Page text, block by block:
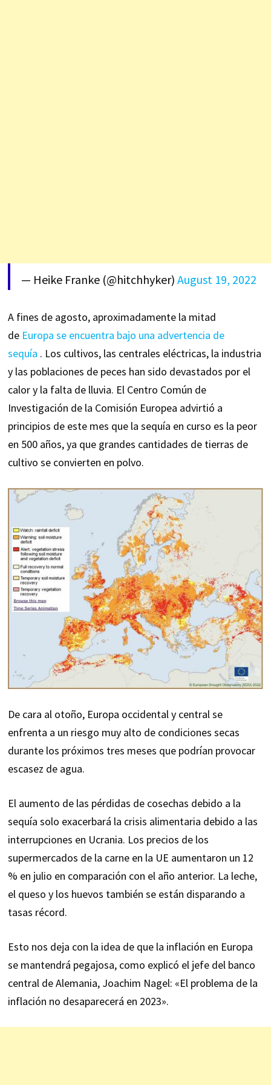
— Heike Franke (@hitchhyker) August 19, 2022
A fines de agosto, aproximadamente la mitad
de Europa se encuentra bajo una advertencia de
sequía . Los cultivos, las centrales eléctricas, la industria
y las poblaciones de peces han sido devastados por el
calor y la falta de lluvia. El Centro Común de
Investigación de la Comisión Europea advirtió a
principios de este mes que la sequía en curso es la peor
en 500 años, ya que grandes cantidades de tierras de
cultivo se convierten en polvo.
De cara al otoño, Europa occidental y central se
enfrenta a un riesgo muy alto de condiciones secas
durante los próximos tres meses que podrían provocar
escasez de agua.
El aumento de las pérdidas de cosechas debido a la
sequía solo exacerbará la crisis alimentaria debido a las
interrupciones en Ucrania. Los precios de los
supermercados de la carne en la UE aumentaron un 12
% en julio en comparación con el año anterior. La leche,
el queso y los huevos también se están disparando a
tasas récord.
Esto nos deja con la idea de que la inflación en Europa
se mantendrá pegajosa, como explicó el jefe del banco
central de Alemania, Joachim Nagel: «El problema de la
inflación no desaparecerá en 2023».